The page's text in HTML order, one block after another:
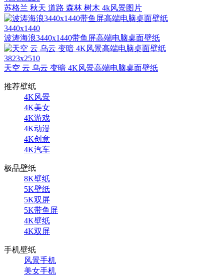
苏格兰 秋天 道路 森林 树木 4k风景图片
3440x1440
波涛海浪3440x1440带鱼屏高端电脑桌面壁纸
3823x2510
天空 云 乌云 变暗 4K风景高端电脑桌面壁纸
推荐壁纸
4K风景
4K美女
4K游戏
4K动漫
4K创意
4K汽车
极品壁纸
8K壁纸
5K壁纸
5K双屏
5K带鱼屏
4K壁纸
4K双屏
手机壁纸
风景手机
美女手机